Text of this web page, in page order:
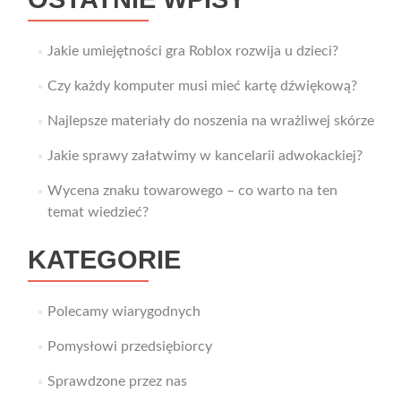
Jakie umiejętności gra Roblox rozwija u dzieci?
Czy każdy komputer musi mieć kartę dźwiękową?
Najlepsze materiały do noszenia na wrażliwej skórze
Jakie sprawy załatwimy w kancelarii adwokackiej?
Wycena znaku towarowego – co warto na ten
temat wiedzieć?
KATEGORIE
Polecamy wiarygodnych
Pomysłowi przedsiębiorcy
Sprawdzone przez nas